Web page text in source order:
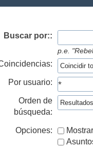
Buscar por::
p.e.
Por usuario:
Orden de
búsqueda:
Opciones: